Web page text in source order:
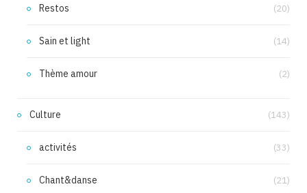
Restos (20)
Sain et light (14)
Thème amour (2)
Culture (143)
activités (33)
Chant&danse (21)